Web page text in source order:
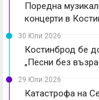
Поредна
концерти в
30 Юли 2026
Костинброд бе
„Песни без
29 Юли 2026
Катастрофа на